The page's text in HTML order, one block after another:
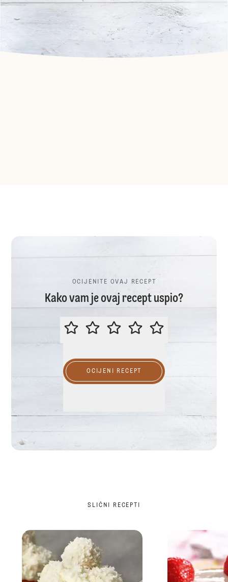
OCIJENITE OVAJ RECEPT
Kako vam je ovaj recept uspio?
OCIJENITE OVAJ RECEPT
OCIJENI RECEPT
SLIČNI RECEPTI